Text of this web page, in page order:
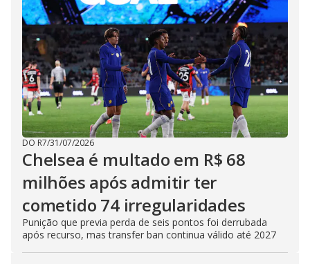
DO R7/31/07/2026
Chelsea é multado em R$ 68
milhões após admitir ter
cometido 74 irregularidades
Punição que previa perda de seis pontos foi derrubada
após recurso, mas transfer ban continua válido até 2027